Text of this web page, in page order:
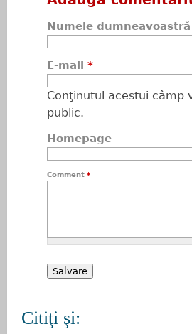
Numele dumneavoastră
E-mail *
Conţinutul acestui câmp
public.
Homepage
Comment *
Citiţi şi: